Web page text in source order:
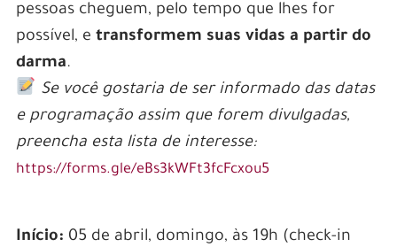
pessoas cheguem, pelo tempo que lhes for
possível, e transformem suas vidas a partir do
darma.
Se você gostaria de ser informado das datas
e programação assim que forem divulgadas,
preencha esta lista de interesse:
https://forms.gle/eBs3kWFt3fcFcxou5
Início: 05 de abril, domingo, às 19h (check-in